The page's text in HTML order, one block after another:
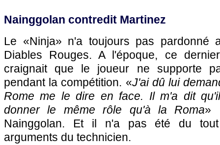
Nainggolan contredit Martinez
Le «Ninja» n'a toujours pas pardonné
Diables Rouges. A l'époque, ce
craignait que le joueur ne supporte
pendant la compétition. «J'ai dû lui
Rome me le dire en face. Il m'a dit
donner le même rôle qu'à la Roma»
Nainggolan. Et il n'a pas été du
arguments du technicien.